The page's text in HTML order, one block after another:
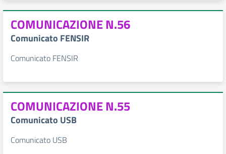
COMUNICAZIONE N.56
Comunicato FENSIR
Comunicato FENSIR
COMUNICAZIONE N.55
Comunicato USB
Comunicato USB